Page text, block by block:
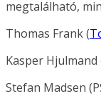
megtalálható,
Thomas Frank (
Kasper
Stefan Madsen